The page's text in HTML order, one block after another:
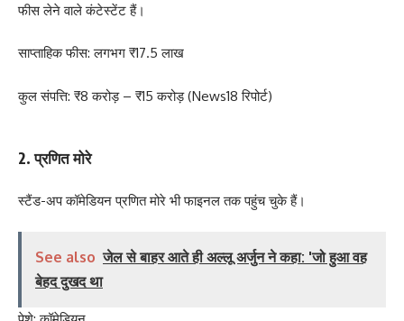
फीस लेने वाले कंटेस्टेंट हैं।
साप्ताहिक फीस: लगभग ₹17.5 लाख
कुल संपत्ति: ₹8 करोड़ – ₹15 करोड़ (News18 रिपोर्ट)
2. प्रणित मोरे
स्टैंड-अप कॉमेडियन प्रणित मोरे भी फाइनल तक पहुंच चुके हैं।
See also जेल से बाहर आते ही अल्लू अर्जुन ने कहा: 'जो हुआ वह
बेहद दुखद था